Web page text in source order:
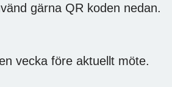
gärna QR koden nedan.
vecka före aktuellt möte.